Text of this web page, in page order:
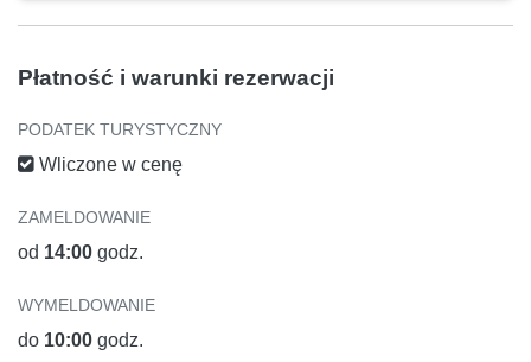
Płatność i warunki rezerwacji
PODATEK TURYSTYCZNY
Wliczone w cenę
ZAMELDOWANIE
od 14:00 godz.
WYMELDOWANIE
do 10:00 godz.